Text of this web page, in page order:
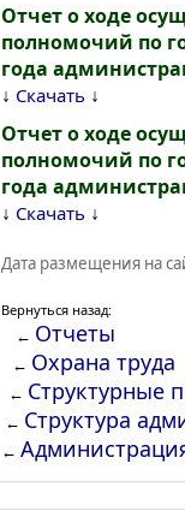
Отчет о ходе
полномочий по
года
↓ Скачать ↓
Отчет о ходе
полномочий по
года
↓ Скачать ↓
Дата размещения на
Вернуться назад:
← Отчеты
← Охрана труда
← Структурные
← Структура
←